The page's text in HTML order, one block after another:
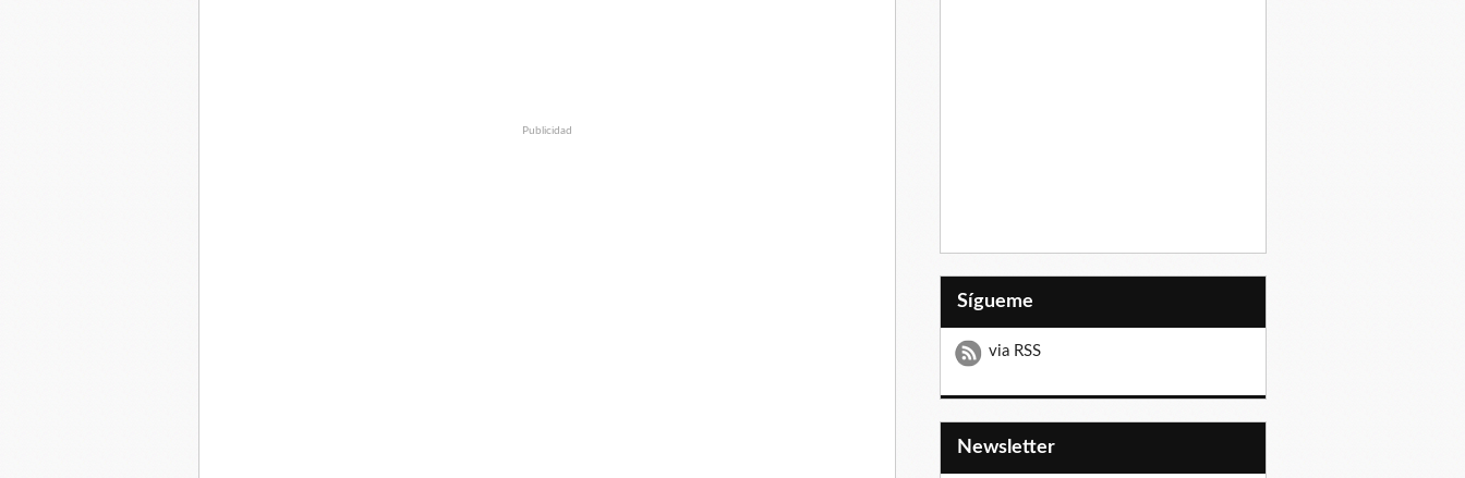
Publicidad
Sígueme
via RSS
Newsletter